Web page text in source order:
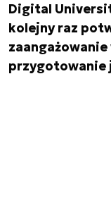
Digital
kolejny raz
zaangażowanie
przygotowanie